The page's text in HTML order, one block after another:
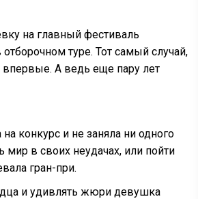
на главный фестиваль
туре. Тот самый случай,
впервые. А ведь еще пару лет
конкурс и не заняла ни одного
мир в своих неудачах, или пойти
гран-при.
и удивлять жюри девушка